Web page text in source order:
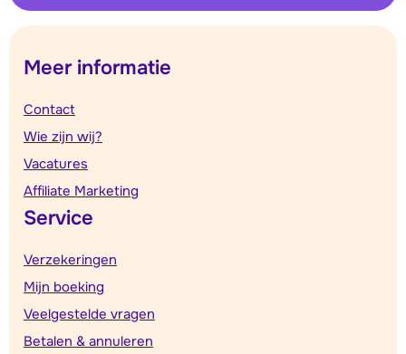
Meer informatie
Contact
Wie zijn wij?
Vacatures
Affiliate Marketing
Service
Verzekeringen
Mijn boeking
Veelgestelde vragen
Betalen & annuleren